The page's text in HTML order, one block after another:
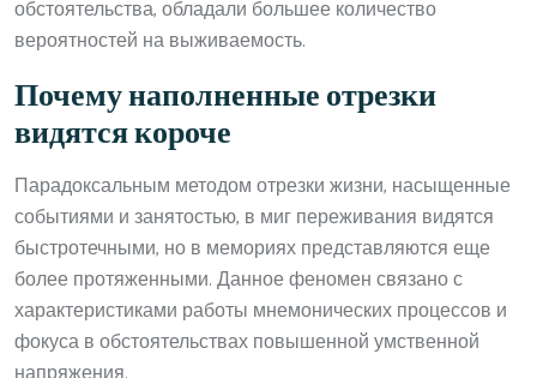
обстоятельства, обладали большее количество
вероятностей на выживаемость.
Почему наполненные отрезки
видятся короче
Парадоксальным методом отрезки жизни, насыщенные
событиями и занятостью, в миг переживания видятся
быстротечными, но в мемориях представляются еще
более протяженными. Данное феномен связано с
характеристиками работы мнемонических процессов и
фокуса в обстоятельствах повышенной умственной